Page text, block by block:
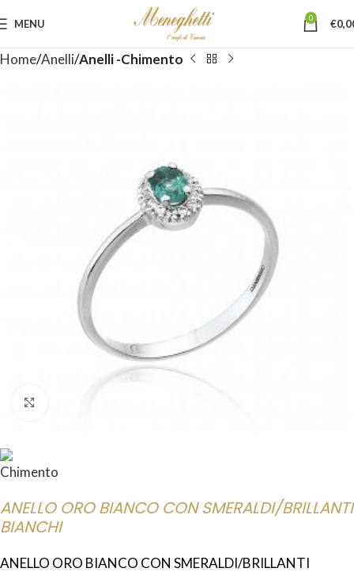
MENU 0 €
Home Anelli Anelli -Chimento
ANELLO ORO BIANCO CON SMERALDI/BRILLANTI
BIANCHI
ANELLO ORO BIANCO CON SMERALDI/BRILLANTI